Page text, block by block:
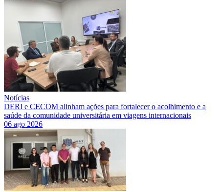
Notícias
DERI e CECOM alinham ações para fortalecer o acolhimento e a
saúde da comunidade universitária em viagens internacionais
06 ago 2026